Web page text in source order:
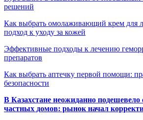
решений
Как выбрать омолаживающий крем для
подход к уходу за кожей
Эффективные подходы к лечению
препаратов
Как выбрать аптечку первой помощи:
безопасности
В Казахстане неожиданно подешевело
частных домов: рынок начал